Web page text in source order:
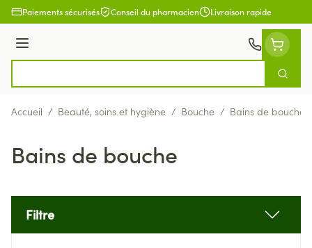
Aller au contenu
Paiements sécurisés Conseil du pharmacien Livraison rapide
Menu
Accueil / Beauté, soins et hygiène / Bouche / Bains de bouche
Bains de bouche
Filtre